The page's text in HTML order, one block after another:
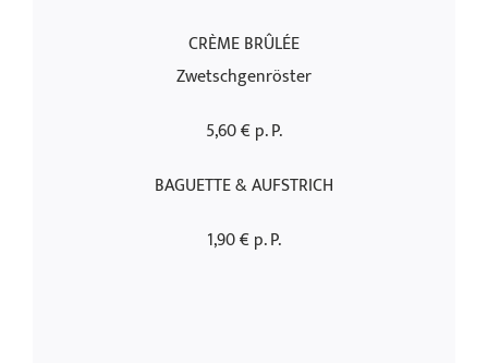
CRÈME BRÛLÉE
Zwetschgenröster
5,60 € p. P.
BAGUETTE & AUFSTRICH
1,90 € p. P.